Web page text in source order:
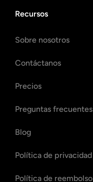
Recursos
Sobre nosotros
Contáctanos
Precios
Preguntas frecuentes
Blog
Política de privacidad
Política de reembolso